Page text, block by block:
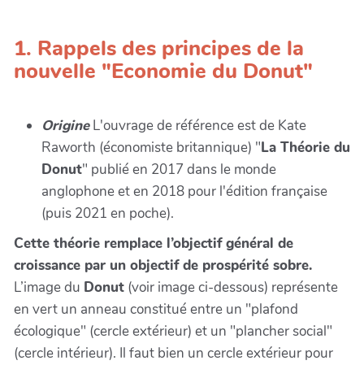
1. Rappels des principes de la
nouvelle "Economie du Donut"
OrigineL'ouvrage de référence est de Kate
Raworth (économiste britannique) "La Théorie du
Donut" publié en 2017 dans le monde
anglophone et en 2018 pour l'édition française
(puis 2021 en poche).
Cette théorie remplace l’objectif général de
croissance par un objectif de prospérité sobre.
L’image du Donut (voir image ci-dessous) représente
en vert un anneau constitué entre un "plafond
écologique" (cercle extérieur) et un "plancher social"
(cercle intérieur). Il faut bien un cercle extérieur pour